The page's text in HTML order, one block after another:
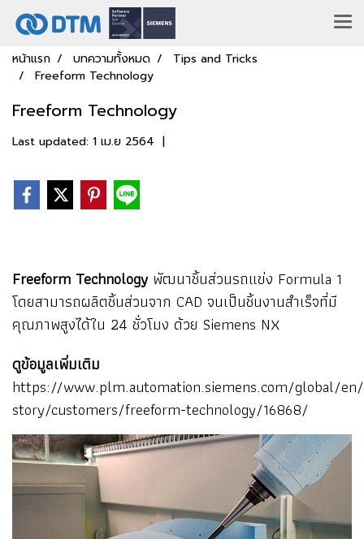
หน้าแรก บทความทั้งหมด
Tips and Tricks
Freeform Technology
Freeform Technology
Last updated: 1 เม.ย 2564 |
Freeform Technology พัฒนาชิ้นส่วนรถแข่ง Formula 1
โดยสามารถผลิตชิ้นส่วนจาก CAD จนเป็นชิ้นงานสำเร็จที่มี
คุณภาพสูงได้ใน 24 ชั่วโมง ด้วย Siemens NX
ดูข้อมูลเพิ่มเติม
https://www.plm.automation.siemens.com/global/
story/customers/freeform-technology/16868/